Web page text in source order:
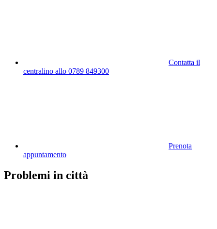
Contatta il
centralino allo 0789 849300
Prenota
appuntamento
Problemi in città